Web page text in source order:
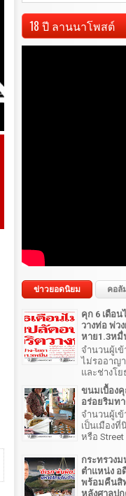
18 ปี ลานนาโพสต์
ข่าวยอดนิยม คอลั
คุก 6 เดือ
วางท่อ พ่ว
หาย1.3หมื่
จำนวนผู้เ
ไม่รออาญ
และช่างโย
ขนมเบื้อง
อร่อยริมทา
จำนวนผู้เ
เป็นเมือง
หรือ
กระทรวง
ตำแหน่ง อ
พร้อมคืนสิ
หลังศาลป